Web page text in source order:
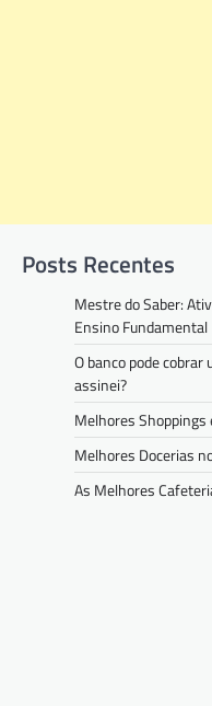
Posts Recentes
Mestre do Saber:
Ensino Fundamental
O banco pode
assinei?
Melhores Shoppings
Melhores Docerias
As Melhores